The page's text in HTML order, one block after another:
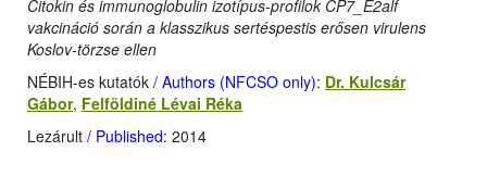
Citokin és immunoglobulin izotípus-profilok CP7_E2alf
vakcináció során a klasszikus sertéspestis erősen virulens
Koslov-törzse ellen
NÉBIH-es kutatók / Authors (NFCSO only): Dr. Kulcsár
Gábor, Felföldiné Lévai Réka
Lezárult / Published: 2014